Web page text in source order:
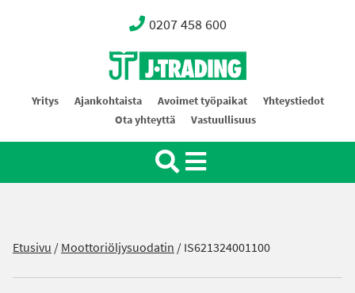
0207 458 600
Oy J-Trading Ab
Yritys Ajankohtaista Avoimet työpaikat
Yhteystiedot
Ota yhteyttä
Vastuullisuus
Etusivu /Moottoriöljysuodatin /IS621324001100